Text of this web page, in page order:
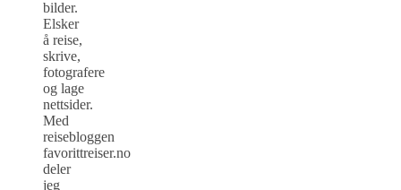
bilder.
Elsker
å reise,
skrive,
fotografere
og lage
nettsider.
Med
reisebloggen
favorittreiser.no
deler
jeg